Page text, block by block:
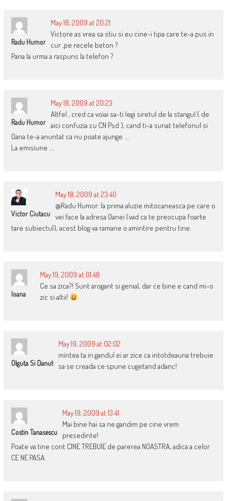
Radu Humor
May 18, 2009 at 20:21
Victore as vrea sa stiu si eu cine-i tipa care te-a pus in
cur ,pe recele beton ?
Pana la urma a raspuns la telefon ?
Radu Humor
May 18, 2009 at 20:23
Altfel , cred ca voiai sa-ti legi siretul de la stangul ( de
aici confuzia cu CN Psd ), cand ti-a sunat telefonul si
Oana te-a anuntat ca nu poate ajunge ….
La emisiune ….
Victor Ciutacu
May 18, 2009 at 23:40
@Radu Humor: la prima aluzie mitocaneasca pe care o
vei face la adresa Oanei (vad ca te preocupa foarte
tare subiectul), acest blog va ramane o amintire pentru tine.
Ioana
May 19, 2009 at 01:48
Ce sa zica?! Sunt arogant si genial, dar ce bine e cand mi-o
zic si altii!
Olguta Si Danut
May 19, 2009 at 02:02
mintea ta in gandul ei ar zice ca intotdeauna trebuie
sa se creada ce spune cugetand adanc!
Costin Tanasescu
May 19, 2009 at 13:41
Mai bine hai sa ne gandim pe cine vrem
presedinte!
Poate va tine cont CINE TREBUIE de parerea NOASTRA, adica a celor
CE NE PASA.